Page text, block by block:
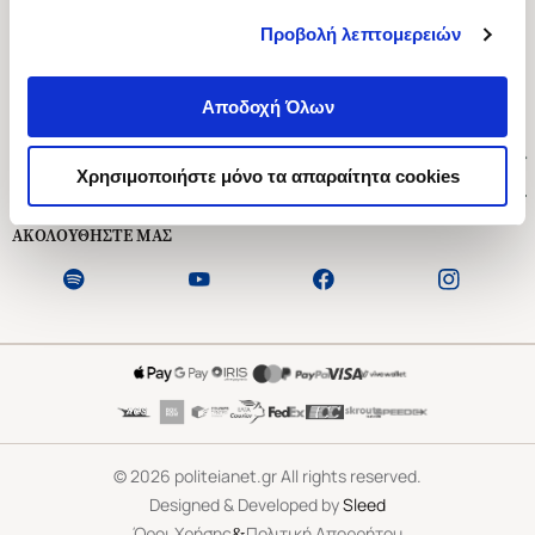
Προβολή λεπτομερειών
Αποδοχή Όλων
Χρησιμοποιήστε μόνο τα απαραίτητα cookies
Ασκληπιού 1-3, Αθήνα 106 79
Δευτέρα - Παρασκευή 09:00-21:00
Εξυπηρέτηση Πελατών
ΑΚΟΛΟΥΘΗΣΤΕ ΜΑΣ
©2026 politeianet.gr All rights reserved.
Designed & Developed bySleed